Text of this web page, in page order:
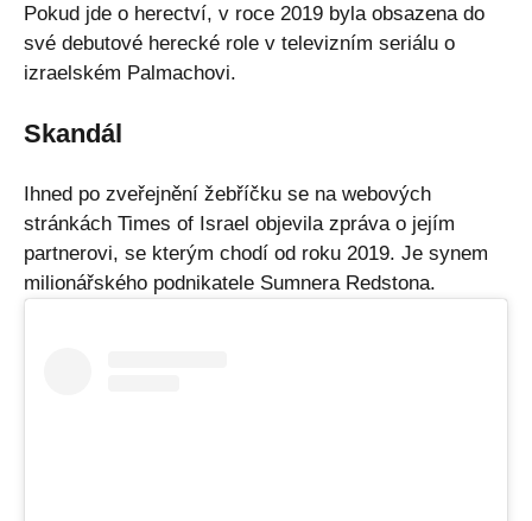
Pokud jde o herectví, v roce 2019 byla obsazena do
své debutové herecké role v televizním seriálu o
izraelském Palmachovi.
Skandál
Ihned po zveřejnění žebříčku se na webových
stránkách Times of Israel objevila zpráva o jejím
partnerovi, se kterým chodí od roku 2019. Je synem
milionářského podnikatele Sumnera Redstona.